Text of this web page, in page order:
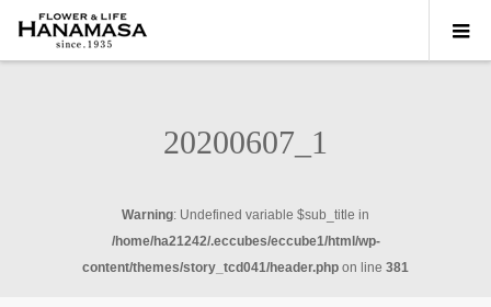
20200607_1
Warning: Undefined variable $sub_title in
/home/ha21242/.eccubes/eccube1/html/wp-
content/themes/story_tcd041/header.php on line 381